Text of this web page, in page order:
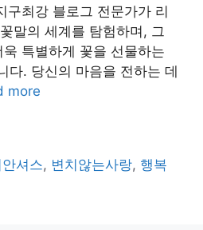
구최강 블로그 전문가가 리
말의 세계를 탐험하며, 그
특별하게 꽃을 선물하는
다. 당신의 마음을 전하는 데
more
셔스, 변치않는사랑, 행복